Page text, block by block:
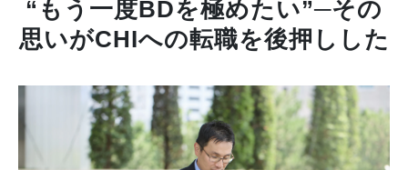
“もう一度BDを極めたい”─その
思いがCHIへの転職を後押しした